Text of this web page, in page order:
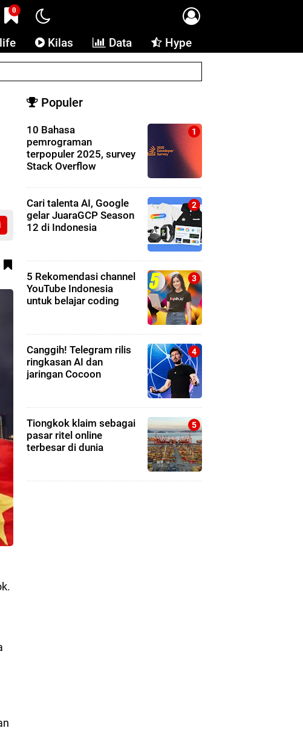
0
Kilas Data Hype
Populer
10 Bahasa
pemrograman
terpopuler 2025, survey
Stack Overflow
Cari talenta AI, Google
gelar JuaraGCP Season
12 di Indonesia
5 Rekomendasi channel
YouTube Indonesia
untuk belajar coding
Canggih! Telegram rilis
ringkasan AI dan
jaringan Cocoon
Tiongkok klaim sebagai
pasar ritel online
terbesar di dunia